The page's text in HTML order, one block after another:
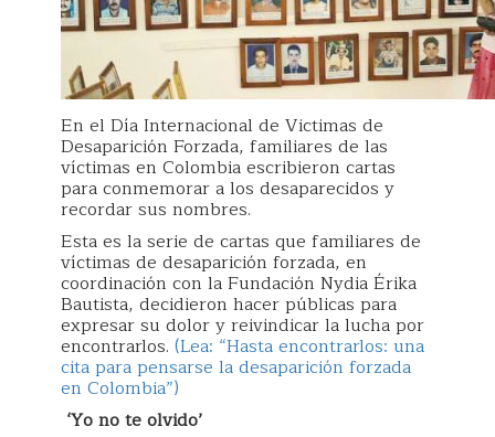
En el Día Internacional de Victimas de
Desaparición Forzada, familiares de las
víctimas en Colombia escribieron cartas
para conmemorar a los desaparecidos y
recordar sus nombres.
Esta es la serie de cartas que familiares de
víctimas de desaparición forzada, en
coordinación con la Fundación Nydia Érika
Bautista, decidieron hacer públicas para
expresar su dolor y reivindicar la lucha por
encontrarlos. (Lea: “Hasta encontrarlos: una
cita para pensarse la desaparición forzada
en Colombia”)
‘Yo no te olvido’